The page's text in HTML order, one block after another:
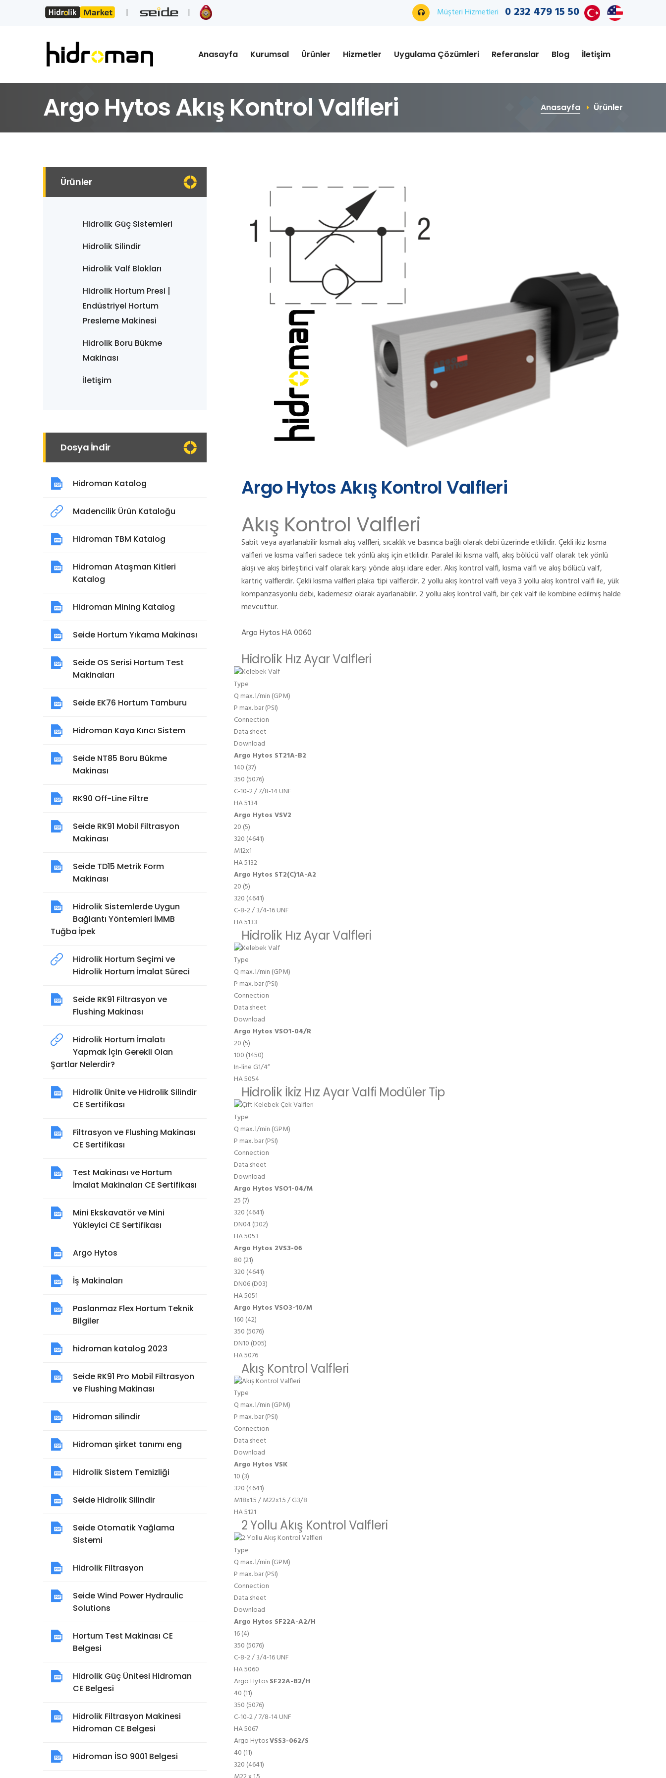
Müşteri Hizmetleri 0 232 479 15 50
Anasayfa Kurumsal Ürünler Hizmetler Uygulama Çözümleri Referanslar Blog İletişim
Argo Hytos Akış Kontrol Valfleri Anasayfa Ürünler
Argo Hytos Akış Kontrol Valfleri
Akış Kontrol Valfleri
Sabit veya ayarlanabilir kısmalı akış valfleri, sıcaklık ve basınca bağlı olarak debi üzerinde etkilidir. Çekli ikiz kısma
valfleri ve kısma valfleri sadece tek yönlü akış için etkilidir. Paralel iki kısma valfi, akış bölücü valf olarak tek yönlü
akışı ve akış birleştirici valf olarak karşı yönde akışı idare eder. Akış kontrol valfi, kısma valfi ve akış bölücü valf,
kartriç valflerdir. Çekli kısma valfleri plaka tipi valflerdir. 2 yollu akış kontrol valfi veya 3 yollu akış kontrol valfi ile, yük
kompanzasyonlu debi, kademesiz olarak ayarlanabilir. 2 yollu akış kontrol valfi, bir çek valf ile kombine edilmiş halde
mevcuttur.
Argo Hytos HA 0060
Hidrolik Hız Ayar Valfleri
Type
Q max. l/min (GPM)
P max. bar (PSI)
Connection
Data sheet
Download
Argo Hytos ST21A-B2
140 (37)
350 (5076)
C-10-2 / 7/8-14 UNF
HA 5134
Argo Hytos VSV2
20 (5)
320 (4641)
M12x1
HA 5132
Argo Hytos ST2(C)1A-A2
20 (5)
320 (4641)
C-8-2 / 3/4-16 UNF
HA 5133
Hidrolik Hız Ayar Valfleri
Type
Q max. l/min (GPM)
P max. bar (PSI)
Connection
Data sheet
Download
Argo Hytos VSO1-04/R
20 (5)
100 (1450)
In-line G1/4“
HA 5054
Hidrolik İkiz Hız Ayar Valfi Modüler Tip
Type
Q max. l/min (GPM)
P max. bar (PSI)
Connection
Data sheet
Download
Argo Hytos VSO1-04/M
25 (7)
320 (4641)
DN04 (D02)
HA 5053
Argo Hytos 2VS3-06
80 (21)
320 (4641)
DN06 (D03)
HA 5051
Argo Hytos VSO3-10/M
160 (42)
350 (5076)
DN10 (D05)
HA 5076
Akış Kontrol Valfleri
Type
Q max. l/min (GPM)
P max. bar (PSI)
Connection
Data sheet
Download
Argo Hytos VSK
10 (3)
320 (4641)
M18x1.5 / M22x1.5 / G3/8
HA 5121
2 Yollu Akış Kontrol Valfleri
Type
Q max. l/min (GPM)
P max. bar (PSI)
Connection
Data sheet
Download
Argo Hytos SF22A-A2/H
16 (4)
350 (5076)
C-8-2 / 3/4-16 UNF
HA 5060
Argo HytosSF22A-B2/H
40 (11)
350 (5076)
C-10-2 / 7/8-14 UNF
HA 5067
Argo HytosVSS3-062/S
40 (11)
320 (4641)
Ürünler
Hidrolik Güç Sistemleri
Hidrolik Silindir
Hidrolik Valf Blokları
Hidrolik Hortum Presi |
Endüstriyel Hortum
Presleme Makinesi
Hidrolik Boru Bükme
Makinası
İletişim
Dosya İndir
Hidroman Katalog
Madencilik Ürün Kataloğu
Hidroman TBM Katalog
Hidroman Ataşman Kitleri
Katalog
Hidroman Mining Katalog
Seide Hortum Yıkama Makinası
Seide OS Serisi Hortum Test
Makinaları
Seide EK76 Hortum Tamburu
Hidroman Kaya Kırıcı Sistem
Seide NT85 Boru Bükme
Makinası
RK90 Off-Line Filtre
Seide RK91 Mobil Filtrasyon
Makinası
Seide TD15 Metrik Form
Makinası
Hidrolik Sistemlerde Uygun
Bağlantı Yöntemleri İMMB
Tuğba İpek
Hidrolik Hortum Seçimi ve
Hidrolik Hortum İmalat Süreci
Seide RK91 Filtrasyon ve
Flushing Makinası
Hidrolik Hortum İmalatı
Yapmak İçin Gerekli Olan
Şartlar Nelerdir?
Hidrolik Ünite ve Hidrolik Silindir
CE Sertifikası
Filtrasyon ve Flushing Makinası
CE Sertifikası
Test Makinası ve Hortum
İmalat Makinaları CE Sertifikası
Mini Ekskavatör ve Mini
Yükleyici CE Sertifikası
Argo Hytos
İş Makinaları
Paslanmaz Flex Hortum Teknik
Bilgiler
hidroman katalog 2023
Seide RK91 Pro Mobil Filtrasyon
ve Flushing Makinası
Hidroman silindir
Hidroman şirket tanımı eng
Hidrolik Sistem Temizliği
Seide Hidrolik Silindir
Seide Otomatik Yağlama
Sistemi
Hidrolik Filtrasyon
Seide Wind Power Hydraulic
Solutions
Hortum Test Makinası CE
Belgesi
Hidrolik Güç Ünitesi Hidroman
CE Belgesi
Hidrolik Filtrasyon Makinesi
Hidroman CE Belgesi
Hidroman İSO 9001 Belgesi